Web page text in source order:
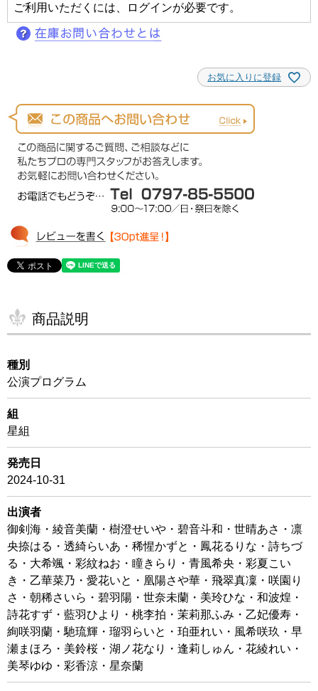
ご利用いただくには、ログインが必要です。
お気に入りに登録
商品説明
種別
公演プログラム
組
星組
発売日
2024-10-31
出演者
御剣海・綾音美蘭・樹澄せいや・碧音斗和・世晴あさ・凛
央捺はる・透綺らいあ・稀惺かずと・鳳花るりな・詩ちづ
る・大希颯・彩紋ねお・瞳きらり・青風希央・彩夏こい
き・乙華菜乃・愛花いと・凰陽さや華・飛翠真凜・咲園り
さ・朝稀さいら・碧羽陽・世奈未蘭・美玲ひな・和波煌・
詩花すず・藍羽ひより・桃李拍・茉莉那ふみ・乙妃優寿・
絢咲羽蘭・馳琉輝・瑠羽らいと・珀亜れい・風希咲玖・早
瀬まほろ・美鈴桜・湖ノ花なり・逢莉しゅん・花綾れい・
美琴ゆゆ・彩香涼・星奈蘭